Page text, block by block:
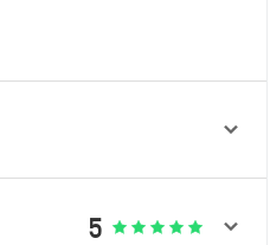

5      